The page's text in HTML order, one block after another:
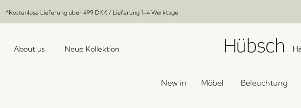
*Kostenlose Lieferung über 499 DKK / Lieferung 1-4 Werktage
About us Neue Kollektion
New in Möbel Beleuchtung